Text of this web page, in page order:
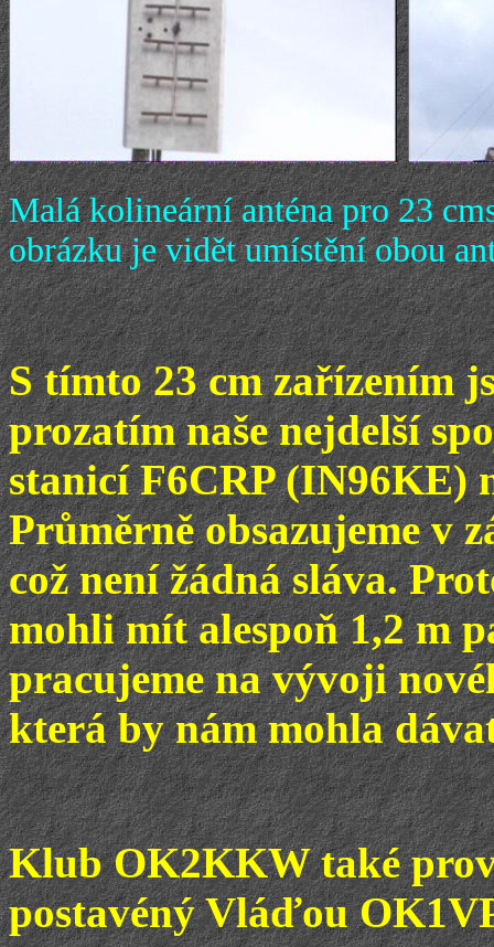
Malá kolineární anténa pro 23
obrázku je vidět umístění obou
S tímto 23 cm zařízením
prozatím naše nejdelší
stanicí F6CRP (IN96KE)
Průměrně obsazujeme v
což není žádná sláva.
mohli mít alespoň 1,2 m
pracujeme na vývoji
která by nám mohla
Klub OK2KKW také
postavéný Vláďou